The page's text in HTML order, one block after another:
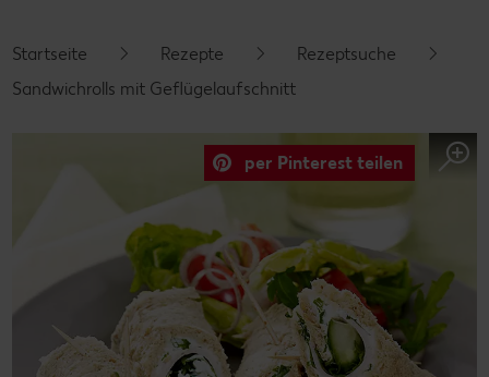
Schwebender Seitenbereich
Startseite Rezepte
Rezeptsuche
Sandwichrolls mit Geflügelaufschnitt
per Pinterest teilen